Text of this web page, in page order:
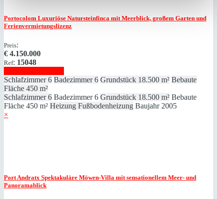
Portocolom Luxuriöse Natursteinfinca mit Meerblick, großem Garten und
Ferienvermietungslizenz
Preis:
€ 4.150.000
Ref: 15048
Schlafzimmer 6 Badezimmer 6 Grundstück 18.500 m² Bebaute
Fläche 450 m²
Schlafzimmer 6 Badezimmer 6 Grundstück 18.500 m² Bebaute
Fläche 450 m² Heizung Fußbodenheizung Baujahr 2005
×
Port Andratx Spektakuläre Möwen-Villa mit sensationellem Meer- und
Panoramablick